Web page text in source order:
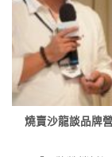
燒賣沙龍談品牌